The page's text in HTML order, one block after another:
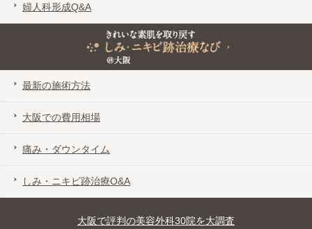
婦人科形成Q&A
きれいな素肌を取り戻す しみ・ニキビ跡治療なび＠大阪
最新の施術方法
大阪での費用相場
痛み・ダウンタイム
しみ・ニキビ跡治療O&A
大阪で評判の美容外科30院を大調査